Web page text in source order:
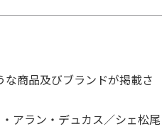
な商品及びブランドが掲載さ
アラン・デュカス／シェ松尾